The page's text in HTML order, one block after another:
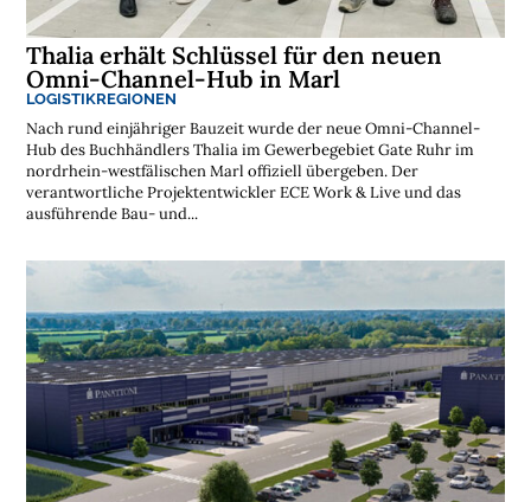
t
e
n
l
o
s
e
N
e
w
s
l
e
t
r
e
t
z
t
a
b
o
n
n
i
e
r
e
n
Thalia erhält Schlüssel für den neuen
Omni-Channel-Hub in Marl
LOGISTIKREGIONEN
Nach rund einjähriger Bauzeit wurde der neue Omni-Channel-
Hub des Buchhändlers Thalia im Gewerbegebiet Gate Ruhr im
nordrhein-westfälischen Marl offiziell übergeben. Der
verantwortliche Projektentwickler ECE Work & Live und das
ausführende Bau- und...